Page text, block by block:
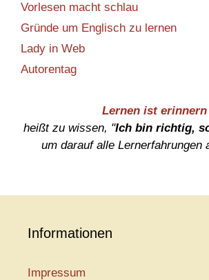
Vorlesen macht schlau
Gründe um Englisch zu lernen
Lady in Web
Autorentag
Lernen ist erinnern
heißt zu wissen, "Ich bin richtig,
um darauf alle Lernerfahrungen
Informationen
Impressum